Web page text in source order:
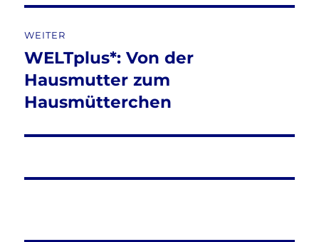
WEITER
Nächster
Beitrag:
WELTplus*: Von der
Hausmutter zum
Hausmütterchen